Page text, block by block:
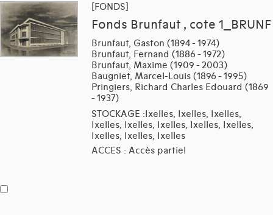
[FONDS]
Fonds Brunfaut , cote 1_BRUNF
Brunfaut, Gaston (1894 - 1974)
Brunfaut, Fernand (1886 - 1972)
Brunfaut, Maxime (1909 - 2003)
Baugniet, Marcel-Louis (1896 - 1995)
Pringiers, Richard Charles Edouard (1869
- 1937)
STOCKAGE :Ixelles, Ixelles, Ixelles,
Ixelles, Ixelles, Ixelles, Ixelles, Ixelles,
Ixelles, Ixelles, Ixelles
ACCES : Accès partiel